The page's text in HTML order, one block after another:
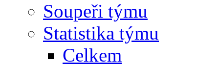
Soupeři týmu
Statistika týmu
Celkem